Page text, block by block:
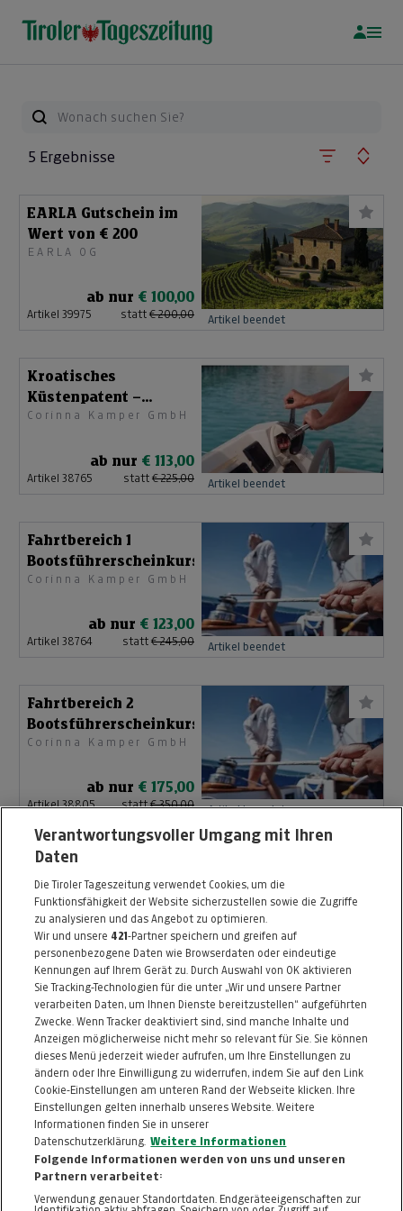
5 Ergebnisse
EARLA Gutschein im
Wert von € 200
EARLA OG
ab nur € 100,00
Artikel 39975 statt € 200,00 Artikel beendet
Kroatisches
Küstenpatent –
Bootsführerscheinkurs
Corinna Kamper GmbH
ab nur € 113,00
Artikel 38765 statt € 225,00 Artikel beendet
Fahrtbereich 1
Bootsführerscheinkurs
Corinna Kamper GmbH
ab nur € 123,00
Artikel 38764 statt € 245,00 Artikel beendet
Fahrtbereich 2
Bootsführerscheinkurs
Corinna Kamper GmbH
ab nur € 175,00
Artikel 38805 statt€ 350,00 Artikel beendet
Kreuzfahrt Wien -
Budapest - Pécs - Wien
| 25.-29.04.26
DSGL - DONAU-
SCHIFFFAHRT-
GESELLSCHAFT MBH
LINZ
ab nur€ 1.330,00
Artikel 39373 statt € 1.604,00 Artikel beendet
ZURÜCK NACH
OBEN
FAQ HILFE IMPRESSUM
KONTAKT DATENSCHUTZ
Verantwortungsvoller Umgang mit Ihren
Daten
Die Tiroler Tageszeitung verwendet Cookies, um die
Funktionsfähigkeit der Website sicherzustellen sowie die Zugriffe
zu analysieren und das Angebot zu optimieren.
Wir und unsere 421-Partner speichern und greifen auf
personenbezogene Daten wie Browserdaten oder eindeutige
Kennungen auf Ihrem Gerät zu. Durch Auswahl von OK aktivieren
Sie Tracking-Technologien für die unter „Wir und unsere Partner
verarbeiten Daten, um Ihnen Dienste bereitzustellen“ aufgeführten
Zwecke. Wenn Tracker deaktiviert sind, sind manche Inhalte und
Anzeigen möglicherweise nicht mehr so relevant für Sie. Sie können
dieses Menü jederzeit wieder aufrufen, um Ihre Einstellungen zu
ändern oder Ihre Einwilligung zu widerrufen, indem Sie auf den Link
Cookie-Einstellungen am unteren Rand der Webseite klicken. Ihre
Einstellungen gelten innerhalb unseres Website. Weitere
Informationen finden Sie in unserer
Datenschutzerklärung.
Weitere Informationen
Folgende Informationen werden von uns und unseren
Partnern verarbeitet:
Verwendung genauer Standortdaten. Endgeräteeigenschaften zur